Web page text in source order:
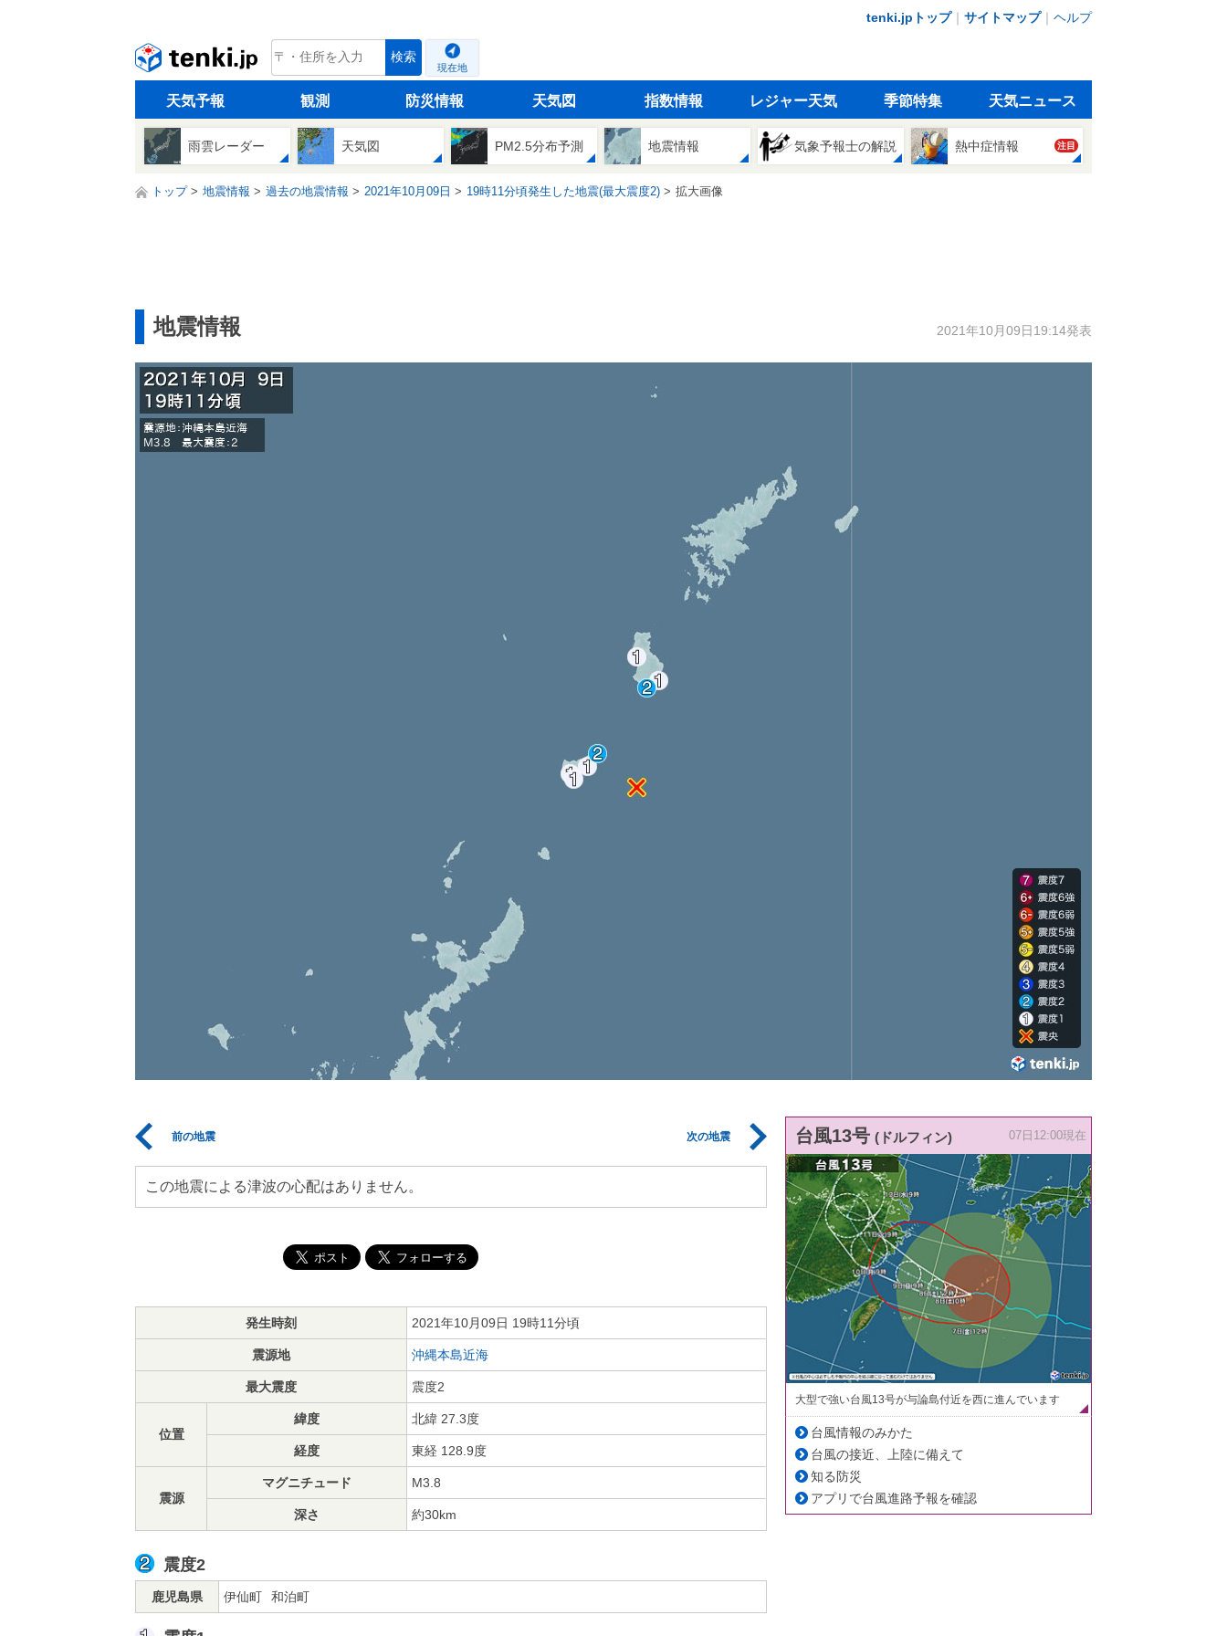
tenki.jpトップ｜ サイトマップ｜ ヘルプ
tenki.jp 検索
現在地
天気予報 観測 防災情報 天気図 指数情報 レジャー天気 季節特集 天気ニュース
雨雲レーダー 天気図 PM2.5分布予測 地震情報 気象予報士の解説 熱中症情報 注目
トップ 地震情報 過去の地震情報 2021年10月09日 19時11分頃発生した地震(最大震度2) 拡大画像
地震情報 2021年10月09日19:14発表
前の地震 次の地震
この地震による津波の心配はありません。
発生時刻 2021年10月09日 19時11分頃
震源地 沖縄本島近海
最大震度 震度2
位置
緯度 北緯 27.3度
経度 東経 128.9度
震源
マグニチュード M3.8
深さ 約30km
震度2
鹿児島県 伊仙町 和泊町
台風13号 (ドルフィン) 07日12:00現在
大型で強い台風13号が与論島付近を西に進んでいます
台風情報のみかた
台風の接近、上陸に備えて
知る防災
アプリで台風進路予報を確認